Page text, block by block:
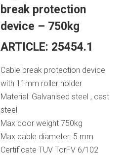
break protection
device – 750kg
ARTICLE: 25454.1
Cable break protection device
with 11mm roller holder
Material: Galvanised steel , cast
steel
Max door weight 750kg
Max cable diameter: 5 mm
Certificate TUV TorFV 6/102